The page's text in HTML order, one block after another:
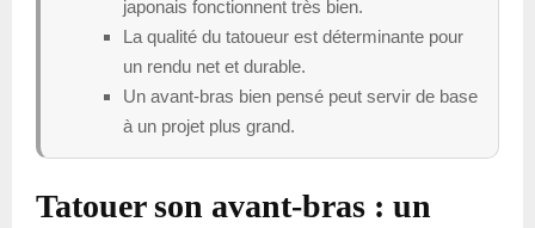
japonais fonctionnent très bien.
La qualité du tatoueur est déterminante pour
un rendu net et durable.
Un avant-bras bien pensé peut servir de base
à un projet plus grand.
Tatouer son avant-bras : un